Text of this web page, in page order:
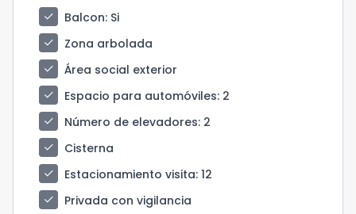
check Balcon: Si
check
Zona arbolada
check
Área social exterior
check
Espacio para automóviles: 2
check
Número de elevadores: 2
check
Cisterna
check
Estacionamiento visita: 12
check
Privada con vigilancia